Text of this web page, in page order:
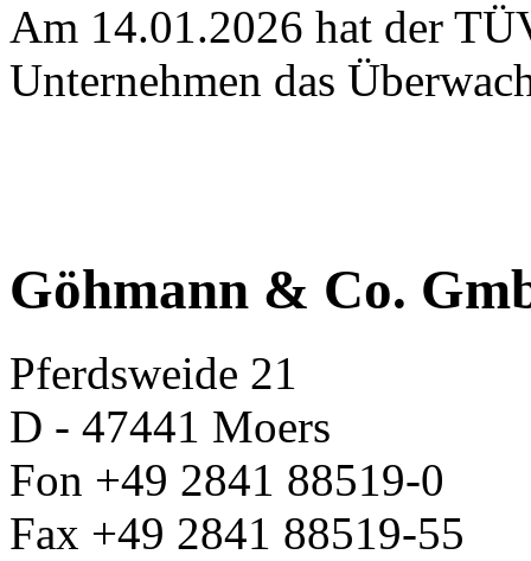
Am 14.01.2026 hat der
Unternehmen das
Göhmann & Co.
Pferdsweide 21
D - 47441 Moers
Fon +49 2841 88519-0
Fax +49 2841 88519-55